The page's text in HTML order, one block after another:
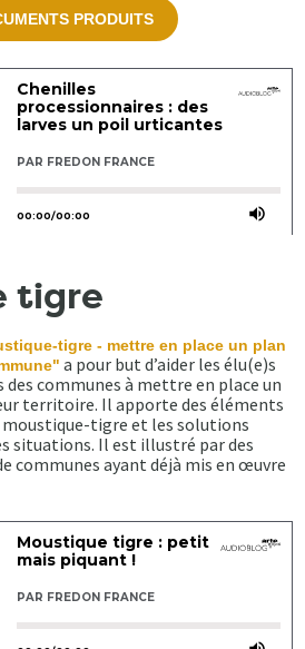
PRODUITS
tigre
tigre - mettre en place un plan
a pour but d’aider les élu(e)s
communes à mettre en place un
territoire. Il apporte des éléments
tigre et les solutions
situations. Il est illustré par des
communes ayant déjà mis en œuvre